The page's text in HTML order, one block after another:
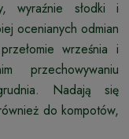
wyraźnie słodki i
ocenianych odmian
września i
przechowywaniu
Nadają się
do kompotów,